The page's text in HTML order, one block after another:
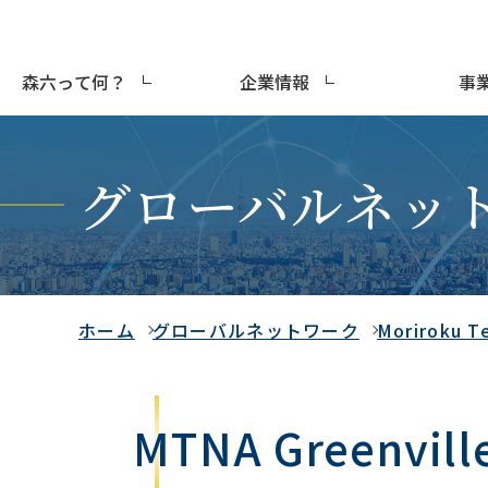
森六って何？ 企業情報 事
グローバルネッ
ホーム グローバルネットワーク Moriroku
MTNA